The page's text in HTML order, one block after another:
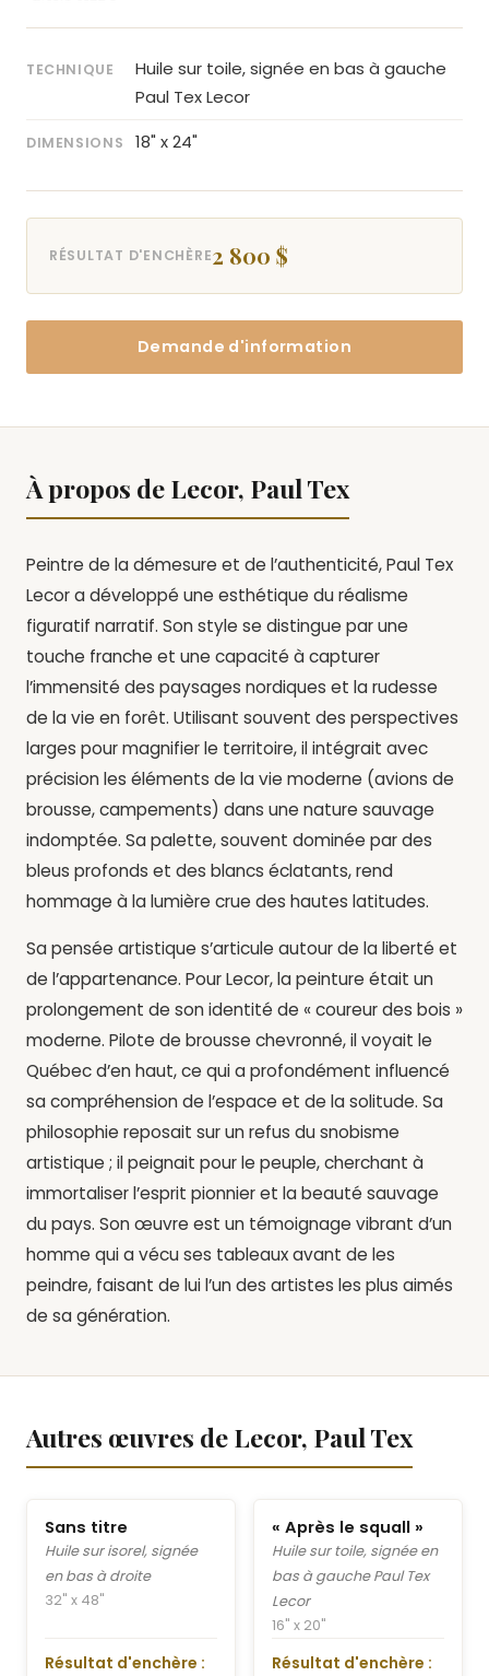
TECHNIQUE
Huile sur toile, signée en bas à gauche
Paul Tex Lecor
DIMENSIONS 18" x 24"
RÉSULTAT D'ENCHÈRE2 800 $
Demande d'information
À propos de Lecor, Paul Tex
Peintre de la démesure et de l’authenticité, Paul Tex
Lecor a développé une esthétique du réalisme
figuratif narratif. Son style se distingue par une
touche franche et une capacité à capturer
l’immensité des paysages nordiques et la rudesse
de la vie en forêt. Utilisant souvent des perspectives
larges pour magnifier le territoire, il intégrait avec
précision les éléments de la vie moderne (avions de
brousse, campements) dans une nature sauvage
indomptée. Sa palette, souvent dominée par des
bleus profonds et des blancs éclatants, rend
hommage à la lumière crue des hautes latitudes.
Sa pensée artistique s’articule autour de la liberté et
de l’appartenance. Pour Lecor, la peinture était un
prolongement de son identité de « coureur des bois »
moderne. Pilote de brousse chevronné, il voyait le
Québec d’en haut, ce qui a profondément influencé
sa compréhension de l’espace et de la solitude. Sa
philosophie reposait sur un refus du snobisme
artistique ; il peignait pour le peuple, cherchant à
immortaliser l’esprit pionnier et la beauté sauvage
du pays. Son œuvre est un témoignage vibrant d’un
homme qui a vécu ses tableaux avant de les
peindre, faisant de lui l’un des artistes les plus aimés
de sa génération.
Autres œuvres de Lecor, Paul Tex
Sans titre
Huile sur isorel, signée
en bas à droite
32" x 48"
Résultat d'enchère :
« Après le squall »
Huile sur toile, signée en
bas à gauche Paul Tex
Lecor
16" x 20"
Résultat d'enchère :